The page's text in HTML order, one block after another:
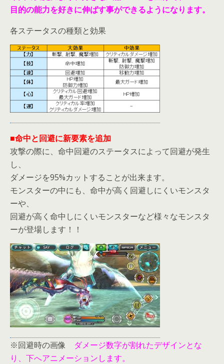
目的の能力を好きに伸ばす事ができるようになります。
各ステータスの種類と効果
■命中と回避に新要素を追加
攻撃の際に、命中回避のステータスによって回避が発生
し、
ダメージを95%カットすることが出来ます。
モンスターの中にも、命中が高く回避しにくいモンスタ
ーや、
回避が高く命中しにくいモンスターなど様々なモンスタ
ーが登場します！！
※回避時の画像 ダメージ数字が割れたデザインとな
り、下へアニメーションします。